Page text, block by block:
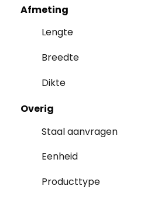
Afmeting
Lengte
Breedte
Dikte
Overig
Staal aanvragen
Eenheid
Producttype